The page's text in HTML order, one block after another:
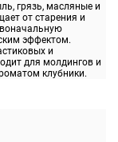
грязь, масляные и
от старения и
эффектом.
и
для молдингов и
клубники.